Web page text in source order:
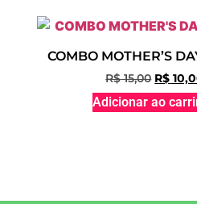
COMBO MOTHER’S
R$15,00 R$
Adicionar ao